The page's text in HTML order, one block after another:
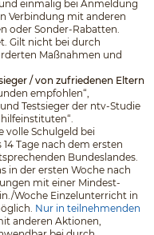
einmalig bei Anmeldung
Verbindung mit anderen
oder Sonder-Rabatten.
Gilt nicht bei durch
Maßnahmen und
/ von zufriedenen Eltern
empfohlen“,
und Testsieger der ntv-Studie
volle Schulgeld bei
14 Tage nach dem ersten
Bundeslandes.
in der ersten Woche nach
mit einer Mindest­
Woche Einzelunterricht in
Nur in teilnehmenden
anderen Aktionen,